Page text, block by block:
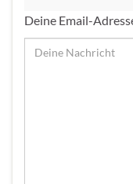
Deine Email-